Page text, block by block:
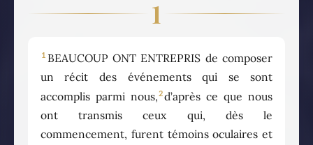
1
1 BEAUCOUP ONT ENTREPRIS de composer
un récit des événements qui se sont
accomplis parmi nous,2d’après ce que nous
ont transmis ceux qui, dès le
commencement, furent témoins oculaires et